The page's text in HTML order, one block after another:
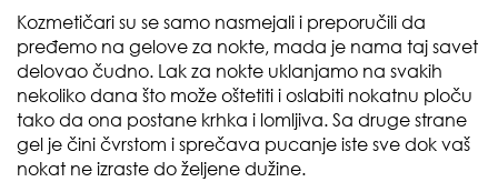
Kozmetičari su se samo nasmejali i preporučili da
pređemo na gelove za nokte, mada je nama taj savet
delovao čudno. Lak za nokte uklanjamo na svakih
nekoliko dana što može oštetiti i oslabiti nokatnu ploču
tako da ona postane krhka i lomljiva. Sa druge strane
gel je čini čvrstom i sprečava pucanje iste sve dok vaš
nokat ne izraste do željene dužine.